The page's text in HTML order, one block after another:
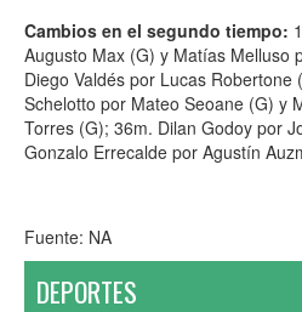
Cambios en el segundo tiempo:
Augusto Max (G) y Matías Melluso
Diego Valdés por Lucas Robertone
Schelotto por Mateo Seoane (G) y
Torres (G); 36m. Dilan Godoy por
Gonzalo Errecalde por Agustín
Fuente: NA
DEPORTES